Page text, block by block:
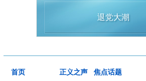
退党大潮
首页 正义之声
焦点话题